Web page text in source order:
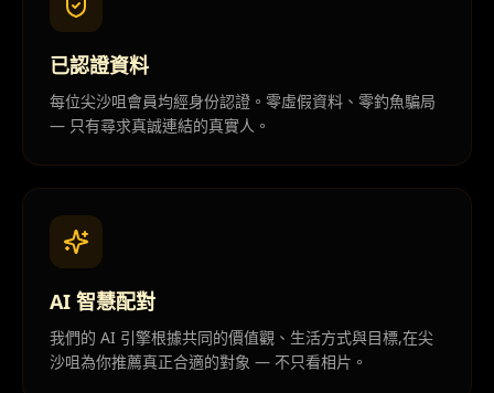
已認證資料
每位尖沙咀會員均經身份認證。零虛假資料、零釣魚騙局
— 只有尋求真誠連結的真實人。
AI 智慧配對
我們的 AI 引擎根據共同的價值觀、生活方式與目標,在尖
沙咀為你推薦真正合適的對象 — 不只看相片。